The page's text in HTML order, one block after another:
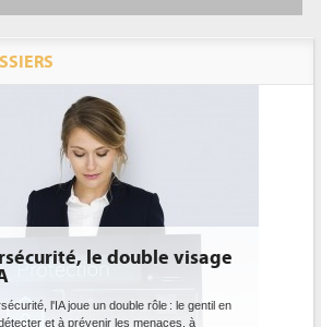
DEE: l'efficacité énergétique
bientôt une obligation pour les
datacenters
Des datacenters plus durables et plus efficaces, c'est